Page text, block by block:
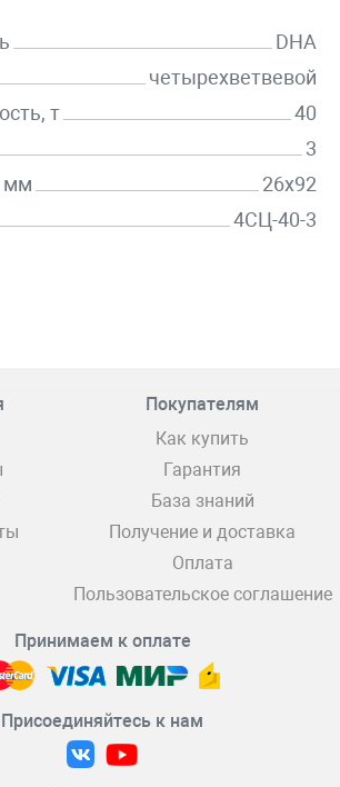
DHA
четырехветвевой
т
40
3
мм
26х92
4СЦ-40-3
Покупателям
Как купить
Гарантия
База знаний
Получение и доставка
Оплата
Пользовательское соглашение
Принимаем к оплате
Присоединяйтесь к нам